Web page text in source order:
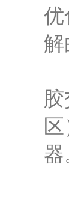
优
解
器